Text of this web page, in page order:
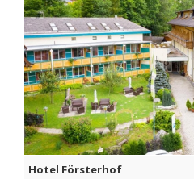
Hotel Försterhof